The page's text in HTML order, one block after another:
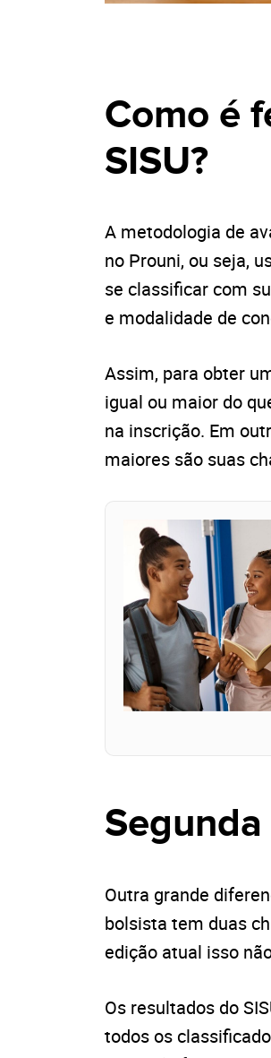
Como é
SISU?
A metodologia de
no Prouni, ou seja,
se classificar com
e modalidade de
Assim, para obter
igual ou maior do
na inscrição. Em
maiores são suas
Outra grande
bolsista tem duas
edição atual isso
Os resultados do
todos os